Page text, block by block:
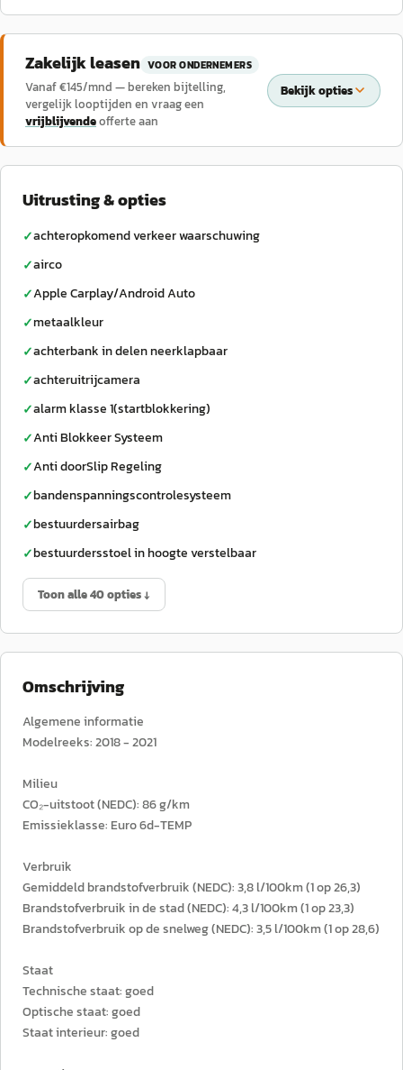
Zakelijk leasen VOOR ONDERNEMERS
Vanaf €145/mnd — bereken bijtelling,
vergelijk looptijden en vraag een
vrijblijvendeofferte aan
Bekijk opties
Uitrusting & opties
✓achteropkomend verkeer waarschuwing
✓airco
✓Apple Carplay/Android Auto
✓metaalkleur
✓achterbank in delen neerklapbaar
✓achteruitrijcamera
✓alarm klasse 1(startblokkering)
✓Anti Blokkeer Systeem
✓Anti doorSlip Regeling
✓bandenspanningscontrolesysteem
✓bestuurdersairbag
✓bestuurdersstoel in hoogte verstelbaar
Toon alle 40 opties ↓
Omschrijving
Algemene informatie
Modelreeks: 2018 - 2021
Milieu
CO₂-uitstoot (NEDC): 86 g/km
Emissieklasse: Euro 6d-TEMP
Verbruik
Gemiddeld brandstofverbruik (NEDC): 3,8 l/100km (1 op 26,3)
Brandstofverbruik in de stad (NEDC): 4,3 l/100km (1 op 23,3)
Brandstofverbruik op de snelweg (NEDC): 3,5 l/100km (1 op 28,6)
Staat
Technische staat: goed
Optische staat: goed
Staat interieur: goed